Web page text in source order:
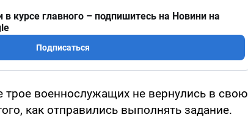
в курсе главного – подпишитесь на Новини на
Подписаться
трое военнослужащих не вернулись в свою
как отправились выполнять задание.